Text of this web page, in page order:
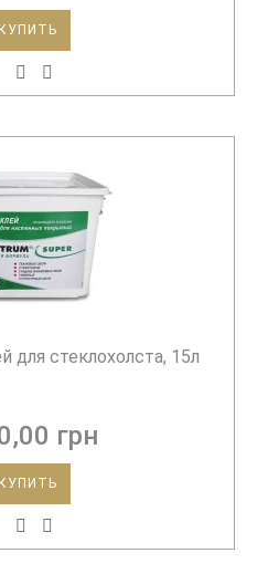
КУПИТЬ
для стеклохолста, 15л
грн
КУПИТЬ